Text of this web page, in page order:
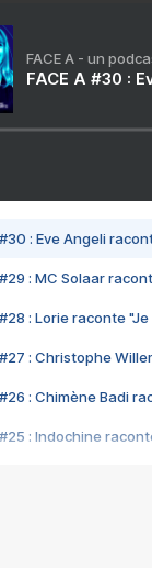
FACE A - un
FACE A #30 :
#30 : Eve Angeli
#29 : MC Solaar
#28 : Lorie raconte
#27 : Christophe
#26 : Chimène Badi
#25 : Indochine